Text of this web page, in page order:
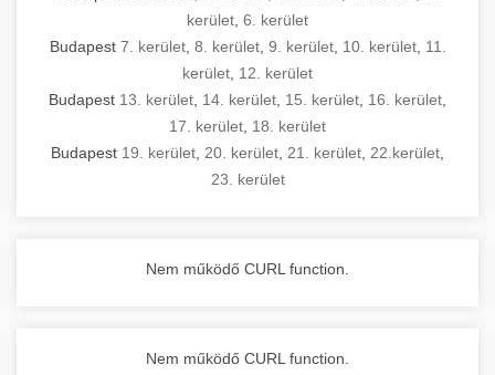
kerület 6. kerület
Budapest 7. kerület, 8. kerület, 9. kerület, 10. kerület, 11.
kerület 12. kerület
Budapest 13. kerület 14. kerület 15. kerület 16. kerület
17. kerület 18. kerület
Budapest 19. kerület 20. kerület 21. kerület 22.kerület
23. kerület
Nem működő CURL function.
Nem működő CURL function.